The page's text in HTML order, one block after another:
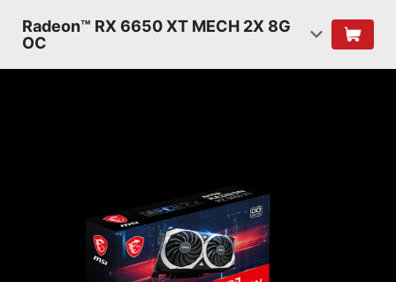
Radeon™ RX 6650 XT MECH 2X 8G
OC